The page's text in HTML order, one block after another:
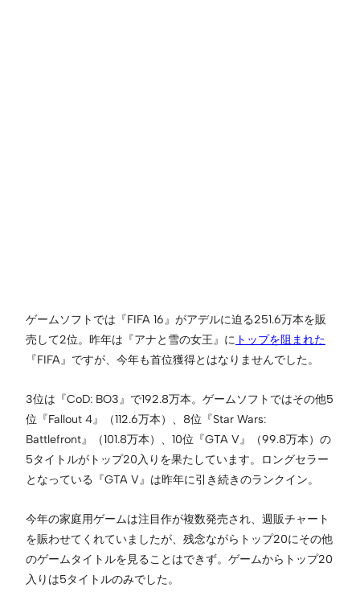
ゲームソフトでは『FIFA 16』がアデルに迫る251.6万本を販
売して2位。昨年は『アナと雪の女王』に トップを阻まれた
『FIFA』ですが、今年も首位獲得とはなりませんでした。
3位は『CoD: BO3』で192.8万本。ゲームソフトではその他5
位『Fallout 4』（112.6万本）、8位『Star Wars:
Battlefront』（101.8万本）、10位『GTA V』（99.8万本）の
5タイトルがトップ20入りを果たしています。ロングセラー
となっている『GTA V』は昨年に引き続きのランクイン。
今年の家庭用ゲームは注目作が複数発売され、週販チャート
を賑わせてくれていましたが、残念ながらトップ20にその他
のゲームタイトルを見ることはできず。ゲームからトップ20
入りは5タイトルのみでした。